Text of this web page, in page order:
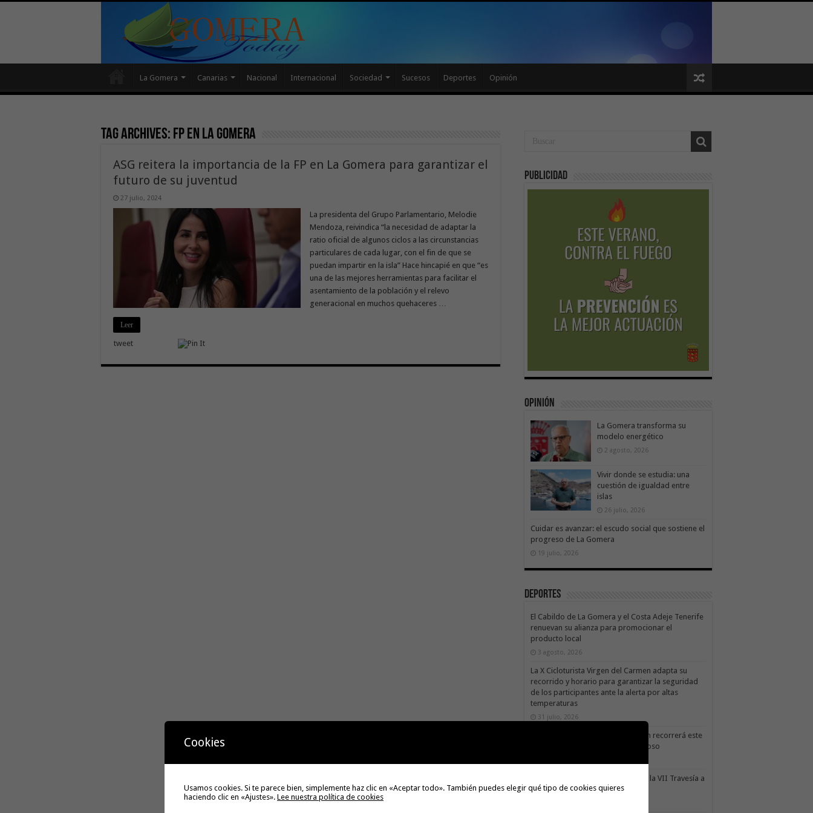
La Gomera Canarias Nacional Internacional Sociedad Sucesos Deportes Opinión
Tag Archives: FP en La Gomera
ASG reitera la importancia de la FP en La Gomera para garantizar el
futuro de su juventud
27 julio, 2024
La presidenta del Grupo Parlamentario, Melodie
Mendoza, reivindica “la necesidad de adaptar la
ratio oficial de algunos ciclos a las circunstancias
particulares de cada lugar, con el fin de que se
puedan impartir en la isla” Hace hincapié en que “es
una de las mejores herramientas para facilitar el
asentamiento de la población y el relevo
generacional en muchos quehaceres …
Leer
tweet
Publicidad
Opinión
La Gomera transforma su
modelo energético
2 agosto, 2026
Vivir donde se estudia: una
cuestión de igualdad entre
islas
26 julio, 2026
Cuidar es avanzar: el escudo social que sostiene el
progreso de La Gomera
19 julio, 2026
Deportes
El Cabildo de La Gomera y el Costa Adeje Tenerife
renuevan su alianza para promocionar el
producto local
3 agosto, 2026
La X Cicloturista Virgen del Carmen adapta su
recorrido y horario para garantizar la seguridad
de los participantes ante la alerta por altas
temperaturas
31 julio, 2026
La X Cicloturista Virgen del Carmen recorrerá este
sábado los paisajes de Vallehermoso
Valle Gran Rey acoge este sábado la VII Travesía a
Nado Isla Colombina
Cookies
Usamos cookies. Si te parece bien, simplemente haz clic en «Aceptar todo». También puedes elegir qué tipo de cookies quieres
haciendo clic en «Ajustes». Lee nuestra política de cookies